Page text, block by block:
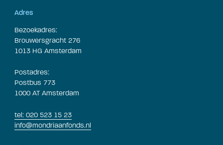
Adres
Bezoekadres:
Brouwersgracht 276
1013 HG Amsterdam
Postadres:
Postbus 773
1000 AT Amsterdam
tel: 020 523 15 23
info@mondriaanfonds.nl